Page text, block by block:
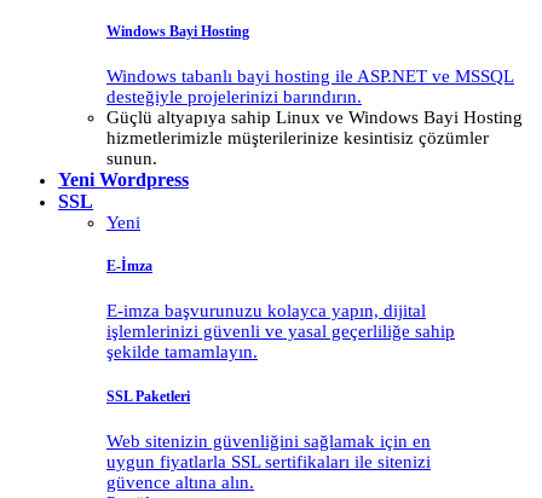
Windows Bayi Hosting
Windows tabanlı bayi hosting ile ASP.NET ve MSSQL
desteğiyle projelerinizi barındırın.
Güçlü altyapıya sahip Linux ve Windows Bayi Hosting
hizmetlerimizle müşterilerinize kesintisiz çözümler
sunun.
Yeni Wordpress
SSL
Yeni
E-İmza
E-imza başvurunuzu kolayca yapın, dijital
işlemlerinizi güvenli ve yasal geçerliliğe sahip
şekilde tamamlayın.
SSL Paketleri
Web sitenizin güvenliğini sağlamak için en
uygun fiyatlarla SSL sertifikaları ile sitenizi
güvence altına alın.